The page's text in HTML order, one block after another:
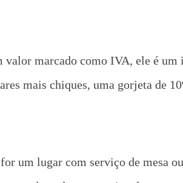
marcado como IVA, ele é
mais chiques, uma gorjeta de
um lugar com serviço de mesa